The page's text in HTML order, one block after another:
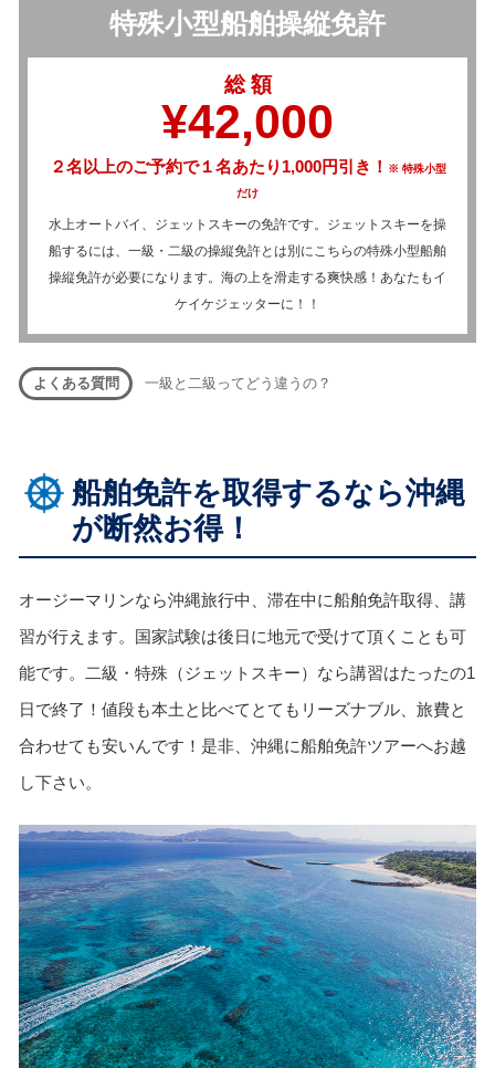
特殊小型船舶操縦免許
総 額
¥42,000
２名以上のご予約で１名あたり1,000円引き！
※ 特殊小型
だけ
水上オートバイ、ジェットスキーの免許です。ジェットスキーを操
船するには、一級・二級の操縦免許とは別にこちらの特殊小型船舶
操縦免許が必要になります。海の上を滑走する爽快感！あなたもイ
ケイケジェッターに！！
よくある質問 一級と二級ってどう違うの？
船舶免許を取得するなら沖縄
が断然お得！
オージーマリンなら沖縄旅行中、滞在中に船舶免許取得、講
習が行えます。国家試験は後日に地元で受けて頂くことも可
能です。二級・特殊（ジェットスキー）なら講習はたったの1
日で終了！値段も本土と比べてとてもリーズナブル、旅費と
合わせても安いんです！是非、沖縄に船舶免許ツアーへお越
し下さい。